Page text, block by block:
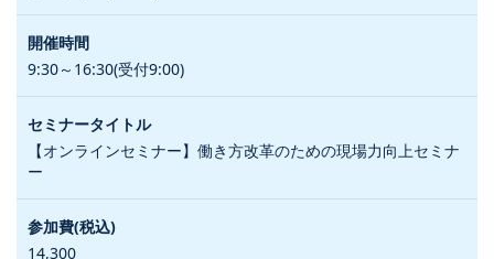
9:30～16:30(受付9:00)
【オンラインセミナー】働き方改革のための現場力向上セミナ
ー
14,300